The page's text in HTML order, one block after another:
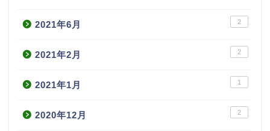
2021年6月 2
2021年2月 2
2021年1月 1
2020年12月 2